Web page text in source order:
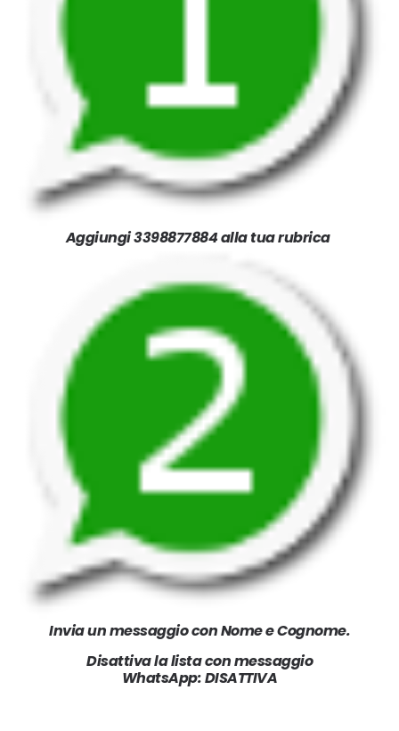
Aggiungi 3398877884 alla tua rubrica
Invia un messaggio con Nome e Cognome.
Disattiva la lista con messaggio
WhatsApp: DISATTIVA